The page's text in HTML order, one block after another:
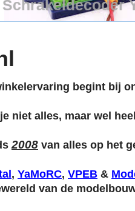
YD8044
begint bij
niet alles, maar wel
2008 van alles op het
, YaMoRC, VPEB &
van de